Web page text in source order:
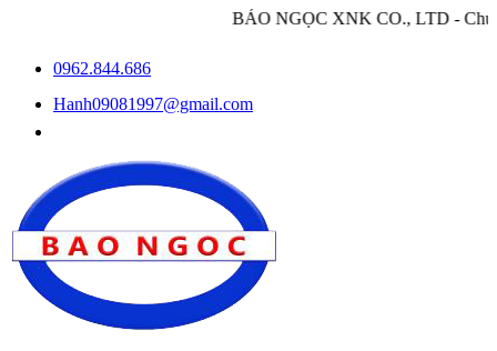
BẢO NGỌC XNK CO., LTD - Chuyên nhập
0962.844.686
Hanh09081997@gmail.com